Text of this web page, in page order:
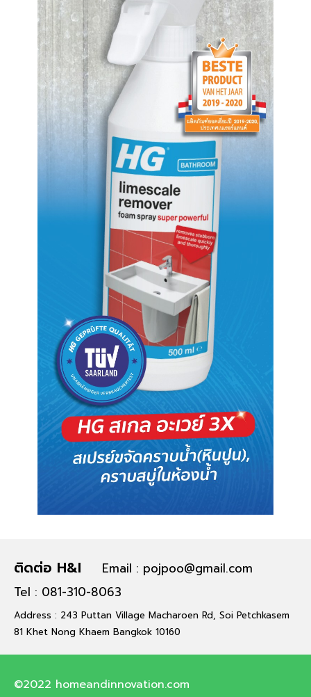
ติดต่อ H&I
Email : pojpoo@gmail.com
Tel : 081-310-8063
Address : 243 Puttan Village Macharoen Rd, Soi Petchkasem
81 Khet Nong Khaem Bangkok 10160
©2022 homeandinnovation.com